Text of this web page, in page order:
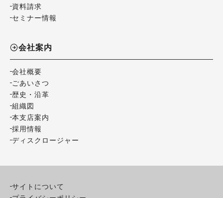
資料請求
セミナー情報
会社案内
会社概要
ごあいさつ
歴史・沿革
組織図
本支店案内
採用情報
ディスクロージャー
サイトについて